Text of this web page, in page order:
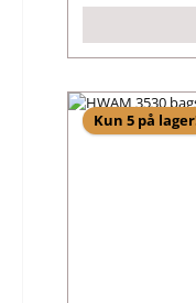
Kun 5 på